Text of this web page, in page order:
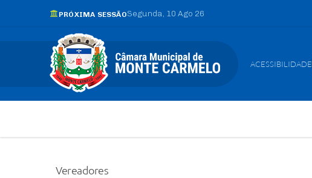
PRÓXIMA SESSÃOSegunda 10 Ago 26
ACESSIBILIDADE
Vereadores